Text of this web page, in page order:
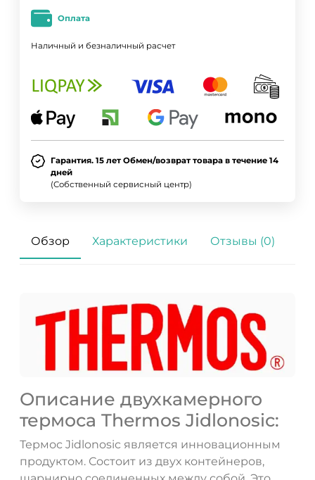
Оплата
Наличный и безналичный расчет
Гарантия. 15 лет Обмен/возврат товара в течение 14
дней
(Собственный сервисный центр)
Обзор Характеристики Отзывы (0)
Описание двухкамерного
термоса Thermos Jidlonosic:
Термос Jidlonosic является инновационным
продуктом. Состоит из двух контейнеров,